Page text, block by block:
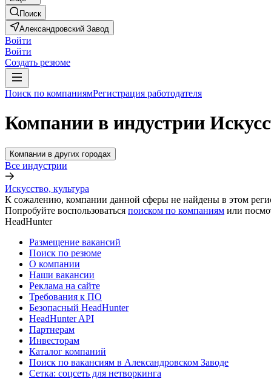
Поиск
Александровский Завод
Войти
Войти
Создать резюме
Поиск по компаниямРегистрация работодателя
Компании в индустрии
Компании в других городах
Все индустрии
Искусство, культура
К сожалению, компании данной сферы не найдены в этом
Попробуйте воспользоваться поиском по компаниям или
HeadHunter
Размещение вакансий
Поиск по резюме
О компании
Наши вакансии
Реклама на сайте
Требования к ПО
Безопасный HeadHunter
HeadHunter API
Партнерам
Инвесторам
Каталог компаний
Поиск по вакансиям в Александровском Заводе
Сетка: соцсеть для нетворкинга